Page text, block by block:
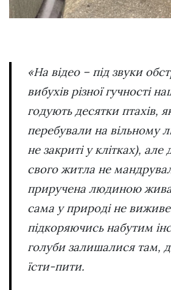
«На відео – під звуки обстрілів та
вибухів різної гучності
годують десятки птахів,
перебували на вільному
не закриті у клітках), але
свого житла не
приручена людиною жива
сама у природі не
підкоряючись набутим
голуби залишалися там,
їсти-пити.